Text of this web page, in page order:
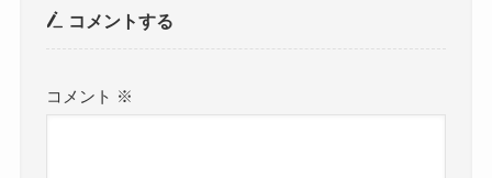
コメントする
コメント ※